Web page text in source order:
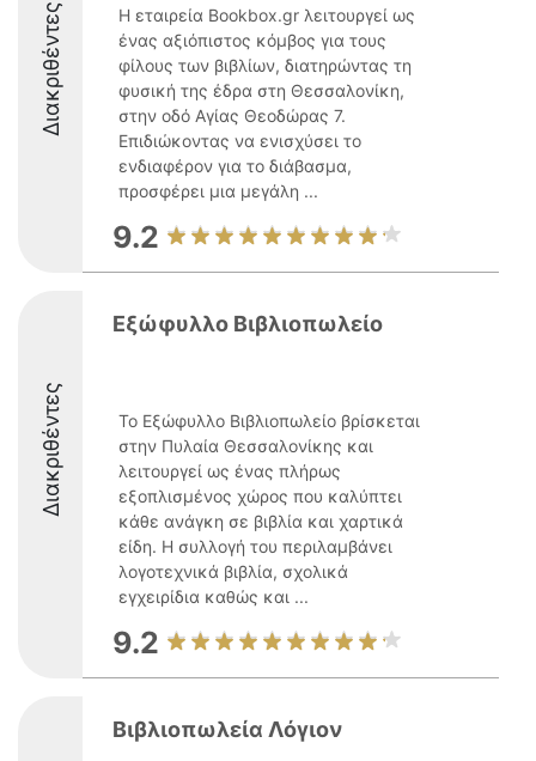
Διακριθέντες
Η εταιρεία Bookbox.gr λειτουργεί ως
ένας αξιόπιστος κόμβος για τους
φίλους των βιβλίων, διατηρώντας τη
φυσική της έδρα στη Θεσσαλονίκη,
στην οδό Αγίας Θεοδώρας 7.
Επιδιώκοντας να ενισχύσει το
ενδιαφέρον για το διάβασμα,
προσφέρει μια μεγάλη ...
9.2
Διακριθέντες
Εξώφυλλο Βιβλιοπωλείο
Το Εξώφυλλο Βιβλιοπωλείο βρίσκεται
στην Πυλαία Θεσσαλονίκης και
λειτουργεί ως ένας πλήρως
εξοπλισμένος χώρος που καλύπτει
κάθε ανάγκη σε βιβλία και χαρτικά
είδη. Η συλλογή του περιλαμβάνει
λογοτεχνικά βιβλία, σχολικά
εγχειρίδια καθώς και ...
9.2
Βιβλιοπωλεία Λόγιον